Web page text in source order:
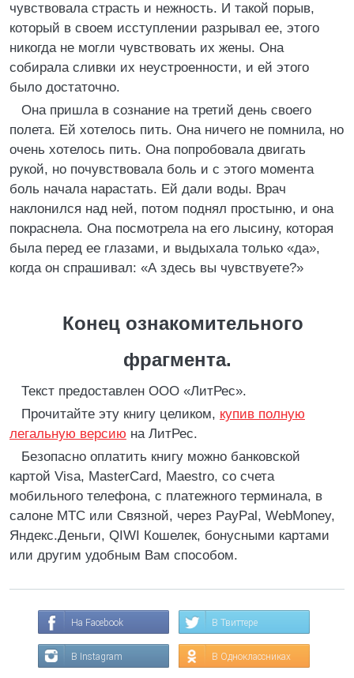
чувствовала страсть и нежность. И такой порыв,
который в своем исступлении разрывал ее, этого
никогда не могли чувствовать их жены. Она
собирала сливки их неустроенности, и ей этого
было достаточно.
Она пришла в сознание на третий день своего
полета. Ей хотелось пить. Она ничего не помнила, но
очень хотелось пить. Она попробовала двигать
рукой, но почувствовала боль и с этого момента
боль начала нарастать. Ей дали воды. Врач
наклонился над ней, потом поднял простыню, и она
покраснела. Она посмотрела на его лысину, которая
была перед ее глазами, и выдыхала только «да»,
когда он спрашивал: «А здесь вы чувствуете?»
Конец ознакомительного
фрагмента.
Текст предоставлен ООО «ЛитРес».
Прочитайте эту книгу целиком, купив полную
легальную версию на ЛитРес.
Безопасно оплатить книгу можно банковской
картой Visa, MasterCard, Maestro, со счета
мобильного телефона, с платежного терминала, в
салоне МТС или Связной, через PayPal, WebMoney,
Яндекс.Деньги, QIWI Кошелек, бонусными картами
или другим удобным Вам способом.
На Facebook В Твиттере
В Instagram В Одноклассниках